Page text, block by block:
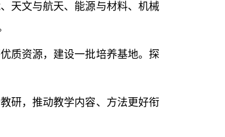
天文与航天、能源与材料、机械
质资源，建设一批培养基地。探
研，推动教学内容、方法更好衔